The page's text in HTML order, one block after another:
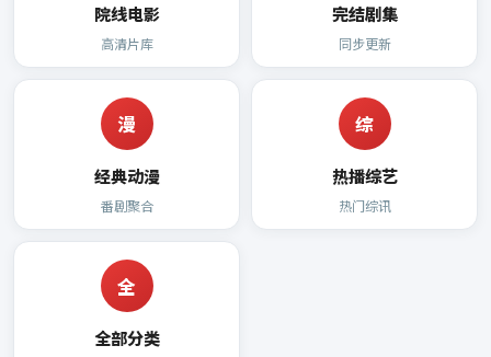
院线电影
高清片库
完结剧集
同步更新
漫
经典动漫
番剧聚合
综
热播综艺
热门综讯
全
全部分类